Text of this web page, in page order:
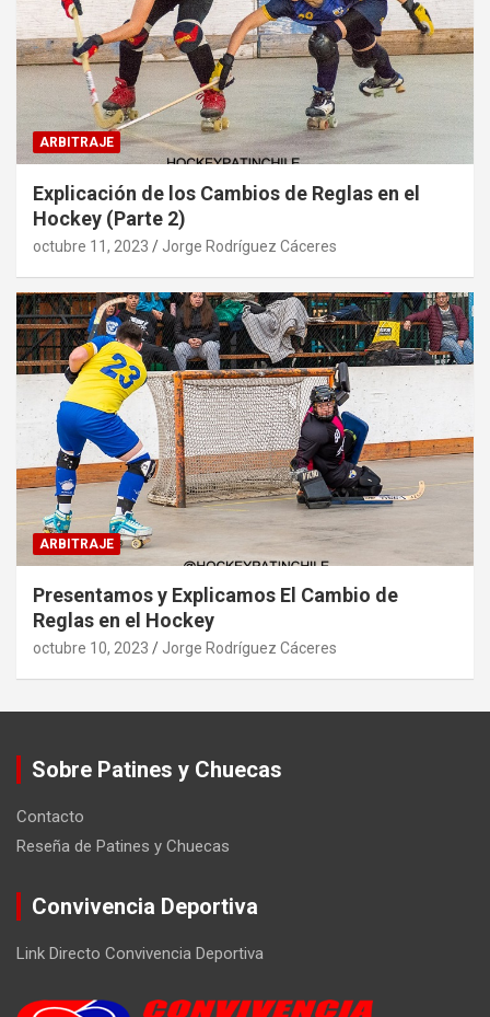
ARBITRAJE
Explicación de los Cambios de Reglas en el
Hockey (Parte 2)
octubre 11, 2023 Jorge Rodríguez Cáceres
ARBITRAJE
Presentamos y Explicamos El Cambio de
Reglas en el Hockey
octubre 10, 2023 Jorge Rodríguez Cáceres
Sobre Patines y Chuecas
Contacto
Reseña de Patines y Chuecas
Convivencia Deportiva
Link Directo Convivencia Deportiva